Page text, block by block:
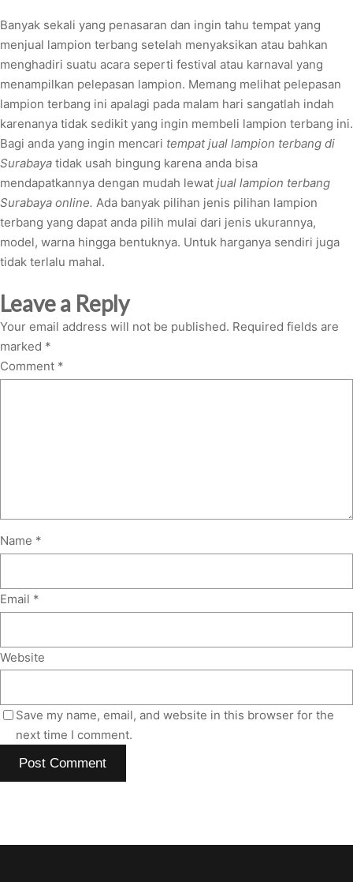
Banyak sekali yang penasaran dan ingin tahu tempat yang
menjual lampion terbang setelah menyaksikan atau bahkan
menghadiri suatu acara seperti festival atau karnaval yang
menampilkan pelepasan lampion. Memang melihat pelepasan
lampion terbang ini apalagi pada malam hari sangatlah indah
karenanya tidak sedikit yang ingin membeli lampion terbang ini.
Bagi anda yang ingin mencari tempat jual lampion terbang di
Surabaya tidak usah bingung karena anda bisa
mendapatkannya dengan mudah lewat jual lampion terbang
Surabaya online. Ada banyak pilihan jenis pilihan lampion
terbang yang dapat anda pilih mulai dari jenis ukurannya,
model, warna hingga bentuknya. Untuk harganya sendiri juga
tidak terlalu mahal.
Leave a Reply
Your email address will not be published. Required fields are
marked *
Comment *
Name *
Email *
Website
Save my name, email, and website in this browser for the
next time I comment.